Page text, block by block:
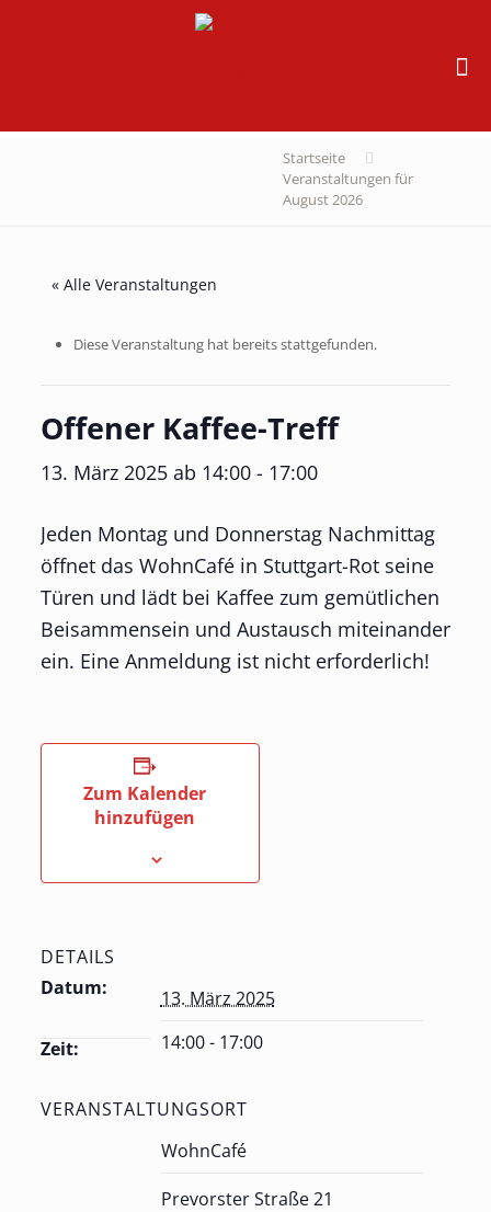
Startseite
Veranstaltungen für
August 2026
« Alle Veranstaltungen
Diese Veranstaltung hat bereits stattgefunden.
Offener Kaffee-Treff
13. März 2025 ab 14:00- 17:00
Jeden Montag und Donnerstag Nachmittag
öffnet das WohnCafé in Stuttgart-Rot seine
Türen und lädt bei Kaffee zum gemütlichen
Beisammensein und Austausch miteinander
ein. Eine Anmeldung ist nicht erforderlich!
Zum Kalender
hinzufügen
DETAILS
Datum:
13. März 2025
Zeit: 14:00 - 17:00
VERANSTALTUNGSORT
WohnCafé
Prevorster Straße 21